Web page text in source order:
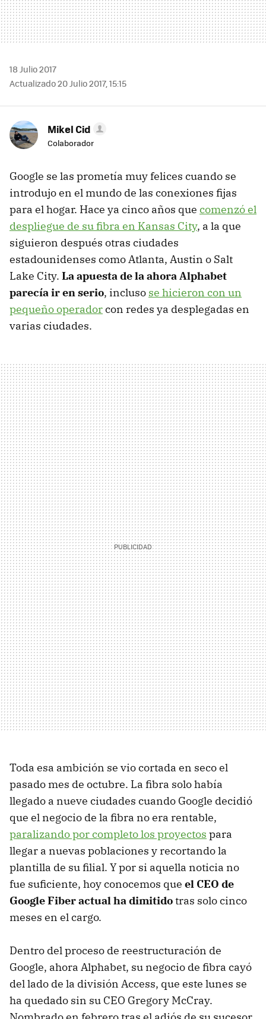
18 Julio 2017
Actualizado 20 Julio 2017, 15:15
Mikel Cid
Colaborador
Google se las prometía muy felices cuando se
introdujo en el mundo de las conexiones fijas
para el hogar. Hace ya cinco años que comenzó el
despliegue de su fibra en Kansas City, a la que
siguieron después otras ciudades
estadounidenses como Atlanta, Austin o Salt
Lake City. La apuesta de la ahora Alphabet
parecía ir en serio, incluso se hicieron con un
pequeño operadorcon redes ya desplegadas en
varias ciudades.
Toda esa ambición se vio cortada en seco el
pasado mes de octubre. La fibra solo había
llegado a nueve ciudades cuando Google decidió
que el negocio de la fibra no era rentable,
paralizando por completo los proyectos para
llegar a nuevas poblaciones y recortando la
plantilla de su filial. Y por si aquella noticia no
fue suficiente, hoy conocemos que el CEO de
Google Fiber actual ha dimitidotras solo cinco
meses en el cargo.
Dentro del proceso de reestructuración de
Google, ahora Alphabet, su negocio de fibra cayó
del lado de la división Access, que este lunes se
ha quedado sin su CEO Gregory McCray.